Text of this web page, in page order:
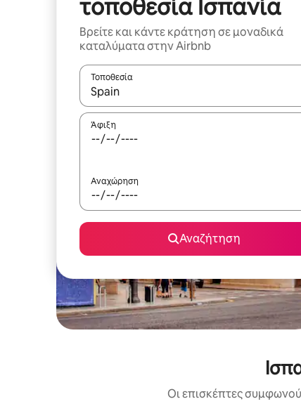
τοποθεσία Ισπανία
Βρείτε και κάντε κράτηση σε μοναδικά
καταλύματα στην Airbnb
Τοποθεσία
Όταν τα αποτελέσματα είναι διαθέσιμα,
Άφιξη
Αναχώρηση
Αναζήτηση
Οι επισκέπτες